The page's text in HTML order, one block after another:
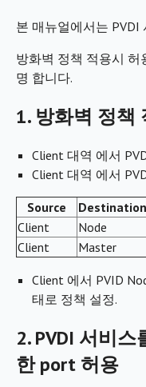
본 매뉴얼에서는 PVDI
방화벽 정책 적용시
명 합니다.
1. 방화벽 정책
Client 대역 에서
Client 대역 에서
Source Destination
Client
Node
Client
Master
Client 에서 PVID
태로 정책 설정.
2. PVDI 서비
한 port 허용